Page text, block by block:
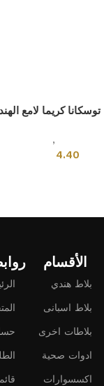
توسكانا كريما لامع الهند
,
4.40
الأقسام
بلاط هندي
بلاط اسبانى
بلاطات اخرى
ادوات صحية
اكسسوارات